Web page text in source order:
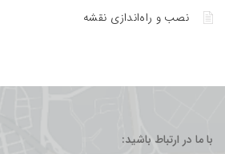
نصب و راه‌اندازی نقشه
با ما در ارتباط باشید: